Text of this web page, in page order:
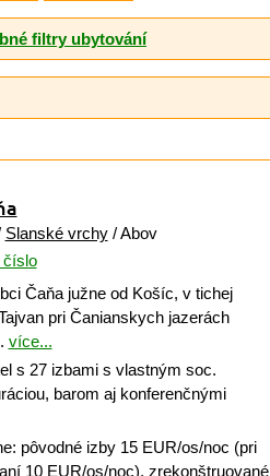
filtry ubytování
Slanské vrchy/ Abov
číslo
Čaňa južne od Košíc, v tichej
pri Čanianskych jazerách
více...
s 27 izbami s vlastným soc.
barom aj konferenčnými
pôvodné izby 15 EUR/os/noc (pri
10 EUR/os/noc), zrekonštruované